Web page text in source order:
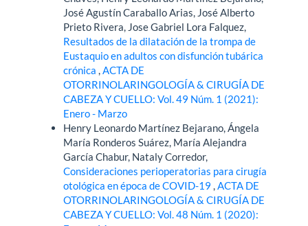
José Agustín Caraballo Arias, José Alberto
Prieto Rivera, Jose Gabriel Lora Falquez,
Resultados de la dilatación de la trompa de
Eustaquio en adultos con disfunción tubárica
crónica,ACTA DE
OTORRINOLARINGOLOGÍA & CIRUGÍA DE
CABEZA Y CUELLO: Vol. 49 Núm. 1 (2021):
Enero - Marzo
Henry Leonardo Martínez Bejarano, Ángela
María Ronderos Suárez, María Alejandra
García Chabur, Nataly Corredor,
Consideraciones perioperatorias para cirugía
otológica en época de COVID-19,ACTA DE
OTORRINOLARINGOLOGÍA & CIRUGÍA DE
CABEZA Y CUELLO: Vol. 48 Núm. 1 (2020):